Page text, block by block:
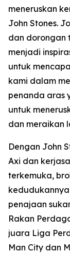
meneruskan
John Stones.
dan dorongan
menjadi
untuk
kami dalam
penanda aras
untuk
dan meraikan
Dengan John
Axi dan
terkemuka,
penajaan
Rakan
juara Liga
Man City dan